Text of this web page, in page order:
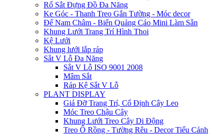
Rổ Sắt Đựng Đồ Đa Năng
Ke Góc - Thanh Treo Gắn Tường - Móc decor
Đế Nam Châm - Biển Quảng Cáo Mini Làm Sẵn
Khung Lưới Trang Trí Hình Thoi
Kệ Lưới
Khung lưới lắp ráp
Sắt V Lỗ Đa Năng
Sắt V Lỗ ISO 9001 2008
Mâm Sắt
Ráp Kệ Sắt V Lỗ
PLANT DISPLAY
Giá Đỡ Trang Trí, Cố Định Cây Leo
Móc Treo Chậu Cây
Khung Lưới Treo Cây Di Động
Treo Ổ Rồng - Tường Rêu - Decor Tiểu Cảnh